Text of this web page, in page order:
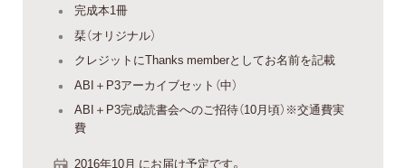
完成本1冊
栞（オリジナル）
クレジットにThanks memberとしてお名前を記載
ABI＋P3アーカイブセット（中）
ABI＋P3完成読書会へのご招待（10月頃）※交通費実
費
2016年10月 にお届け予定です。